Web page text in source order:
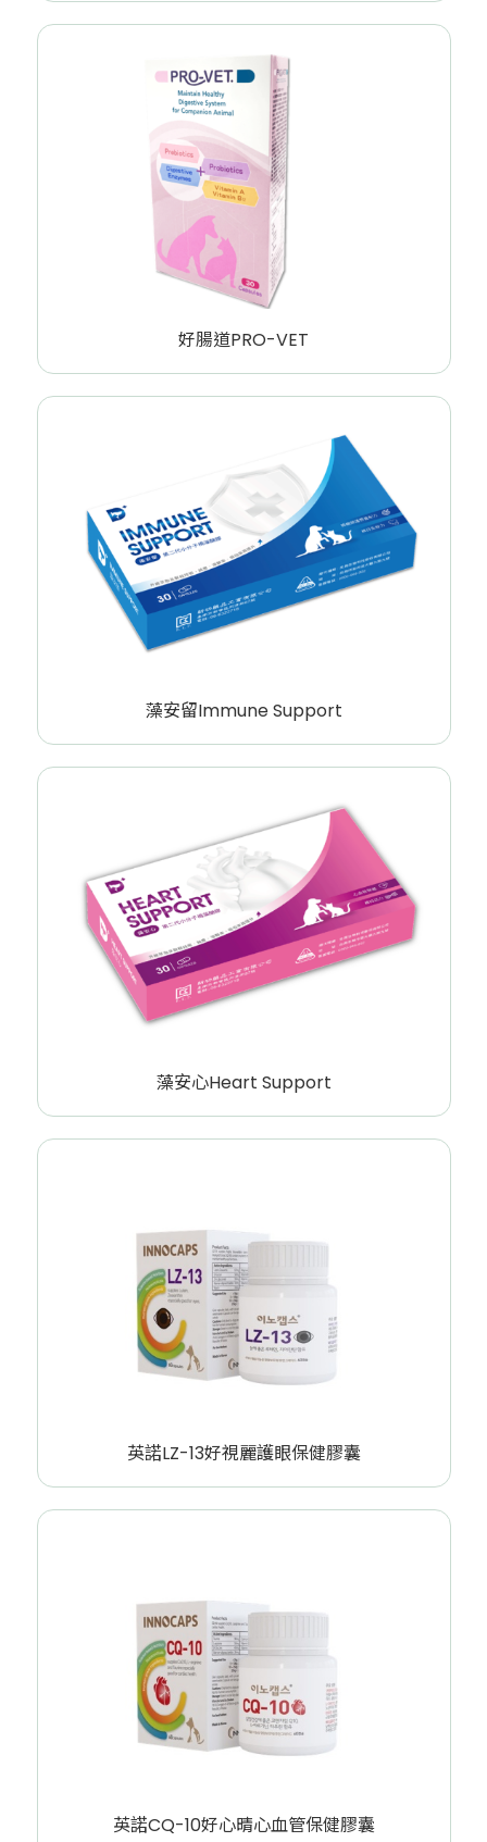
好腸道PRO-VET
藻安留Immune Support
藻安心Heart Support
英諾LZ-13好視麗護眼保健膠囊
英諾CQ-10好心晴心血管保健膠囊